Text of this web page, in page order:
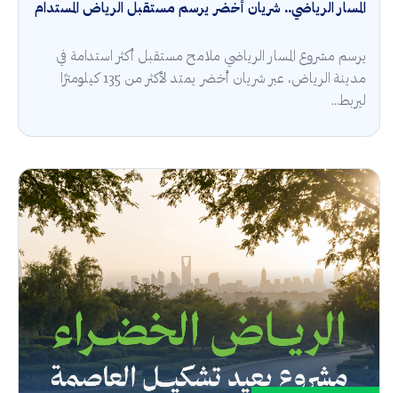
المسار الرياضي.. شريان أخضر يرسم مستقبل الرياض المستدام
يرسم مشروع المسار الرياضي ملامح مستقبل أكثر استدامة في
مدينة الرياض، عبر شريان أخضر يمتد لأكثر من 135 كيلومترًا
ليربط...